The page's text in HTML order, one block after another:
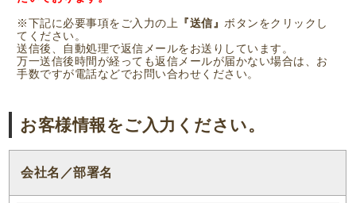
※下記に必要事項をご入力の上 『送信』ボタンをクリックし
てください。
送信後、自動処理で返信メールをお送りしています。
万一送信後時間が経っても返信メールが届かない場合は、お
手数ですが電話などでお問い合わせください。
お客様情報をご入力ください。
会社名／部署名